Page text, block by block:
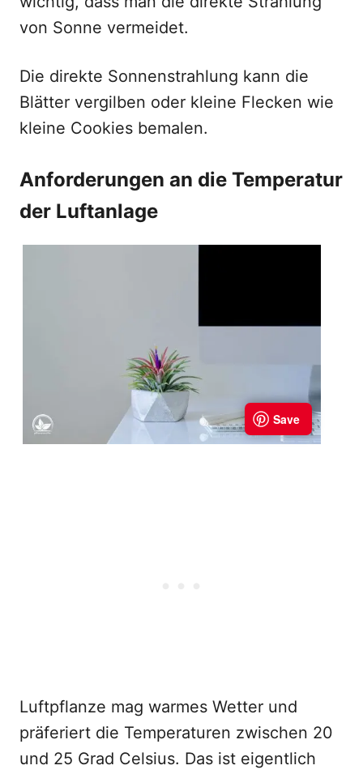
von Sonne vermeidet.
Die direkte Sonnenstrahlung kann die
Blätter vergilben oder kleine Flecken wie
kleine Cookies bemalen.
Anforderungen an die Temperatur
der Luftanlage
Luftpflanze mag warmes Wetter und
präferiert die Temperaturen zwischen 20
und 25 Grad Celsius. Das ist eigentlich